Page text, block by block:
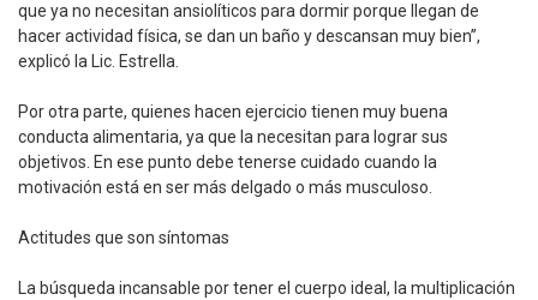
que ya no necesitan ansiolíticos para dormir porque llegan de
hacer actividad física, se dan un baño y descansan muy bien”,
explicó la Lic. Estrella.
Por otra parte, quienes hacen ejercicio tienen muy buena
conducta alimentaria, ya que la necesitan para lograr sus
objetivos. En ese punto debe tenerse cuidado cuando la
motivación está en ser más delgado o más musculoso.
Actitudes que son síntomas
La búsqueda incansable por tener el cuerpo ideal, la multiplicación